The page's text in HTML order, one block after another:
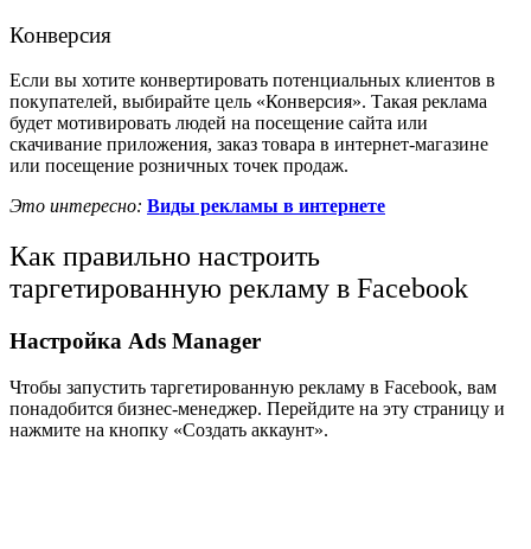
Конверсия
Если вы хотите конвертировать потенциальных клиентов в
покупателей, выбирайте цель «Конверсия». Такая реклама
будет мотивировать людей на посещение сайта или
скачивание приложения, заказ товара в интернет-магазине
или посещение розничных точек продаж.
Это интересно: Виды рекламы в интернете
Как правильно настроить
таргетированную рекламу в Facebook
Настройка Ads Manager
Чтобы запустить таргетированную рекламу в Facebook, вам
понадобится бизнес-менеджер. Перейдите на эту страницу и
нажмите на кнопку «Создать аккаунт».